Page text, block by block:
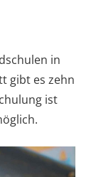
in
gibt es zehn
ist